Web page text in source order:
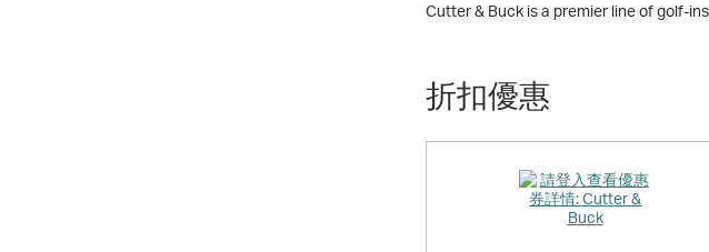
Cutter & Buck is a premier line of golf-
折扣優惠